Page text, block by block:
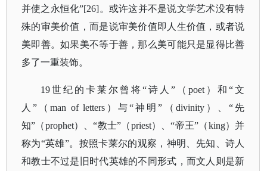
并使之永恒化”[26]。或许这并不是说文学艺术没有特
殊的审美价值，而是说审美价值即人生价值，或者说
美即善。如果美不等于善，那么美可能只是显得比善
多了一重装饰。
19世纪的卡莱尔曾将“诗人”（poet）和“文
人”（man of letters）与“神明”（divinity）、“先
知”（prophet）、“教士”（priest）、“帝王”（king）并
称为“英雄”。按照卡莱尔的观察，神明、先知、诗人
和教士不过是旧时代英雄的不同形式，而文人则是新